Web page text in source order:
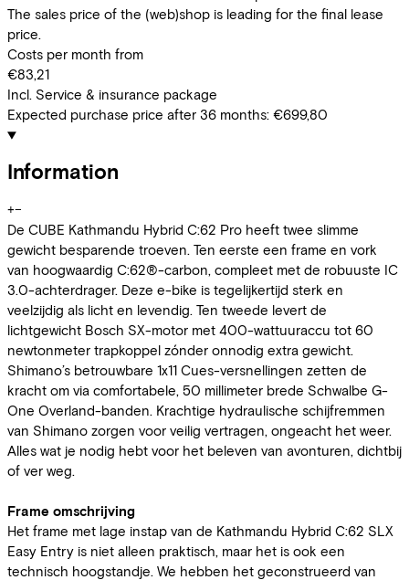
The sales price of the (web)shop is leading for the final lease
price.
Costs per month from
€83,21
Incl. Service & insurance package
Expected purchase price after 36 months: €699,80
Information
+−
De CUBE Kathmandu Hybrid C:62 Pro heeft twee slimme
gewicht besparende troeven. Ten eerste een frame en vork
van hoogwaardig C:62®-carbon, compleet met de robuuste IC
3.0-achterdrager. Deze e-bike is tegelijkertijd sterk en
veelzijdig als licht en levendig. Ten tweede levert de
lichtgewicht Bosch SX-motor met 400-wattuuraccu tot 60
newtonmeter trapkoppel zónder onnodig extra gewicht.
Shimano’s betrouwbare 1x11 Cues-versnellingen zetten de
kracht om via comfortabele, 50 millimeter brede Schwalbe G-
One Overland-banden. Krachtige hydraulische schijfremmen
van Shimano zorgen voor veilig vertragen, ongeacht het weer.
Alles wat je nodig hebt voor het beleven van avonturen, dichtbij
of ver weg.
Frame omschrijving
Het frame met lage instap van de Kathmandu Hybrid C:62 SLX
Easy Entry is niet alleen praktisch, maar het is ook een
technisch hoogstandje. We hebben het geconstrueerd van